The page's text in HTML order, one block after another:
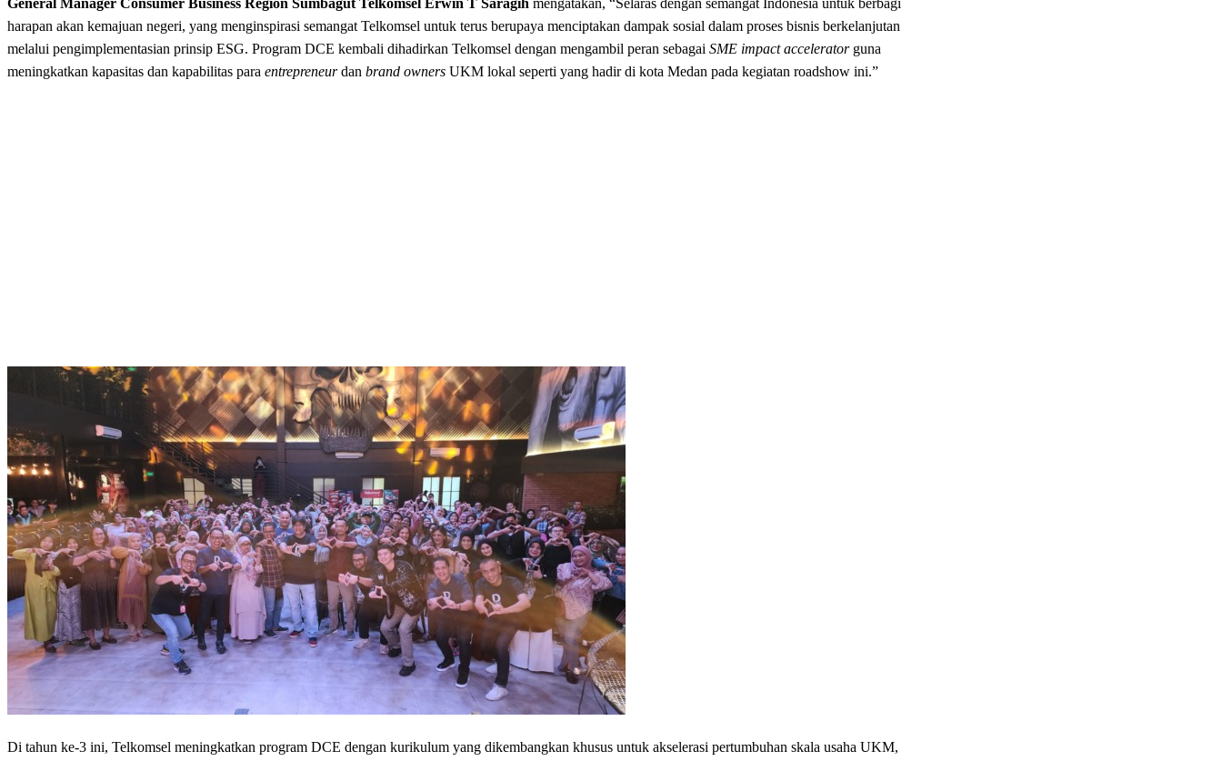
General Manager Consumer Business Region Sumbagut Telkomsel Erwin T Saragih mengatakan, “Selaras dengan semangat Indonesia untuk berbagi
harapan akan kemajuan negeri, yang menginspirasi semangat Telkomsel untuk terus berupaya menciptakan dampak sosial dalam proses bisnis berkelanjutan
melalui pengimplementasian prinsip ESG. Program DCE kembali dihadirkan Telkomsel dengan mengambil peran sebagai SME impact acceleratorguna
meningkatkan kapasitas dan kapabilitas para entrepreneurdan brand owners UKM lokal seperti yang hadir di kota Medan pada kegiatan roadshow ini.”
Di tahun ke-3 ini, Telkomsel meningkatkan program DCE dengan kurikulum yang dikembangkan khusus untuk akselerasi pertumbuhan skala usaha UKM,